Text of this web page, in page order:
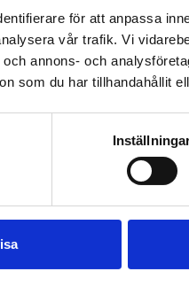
för att anpassa
vår trafik. Vi
annons- och
som du har tillhandahållit
and prototype stages